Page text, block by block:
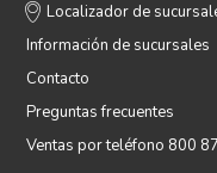
Localizador de
Información de sucursales
Contacto
Preguntas frecuentes
Ventas por teléfono 800